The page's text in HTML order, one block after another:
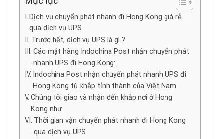
Dịch vụ chuyển phát nhanh đi Hong Kong giá rẻ
qua dịch vụ UPS
Trước hết, dịch vụ UPS là gì ?
Các mặt hàng Indochina Post nhận chuyển phát
nhanh UPS đi Hong Kong:
Indochina Post nhận chuyển phát nhanh UPS đi
Hong Kong từ khắp tỉnh thành của Việt Nam.
Chúng tôi giao và nhận đến khắp nơi ở Hong
Kong như
Thời gian vận chuyển phát nhanh đi Hong Kong
qua dịch vụ UPS